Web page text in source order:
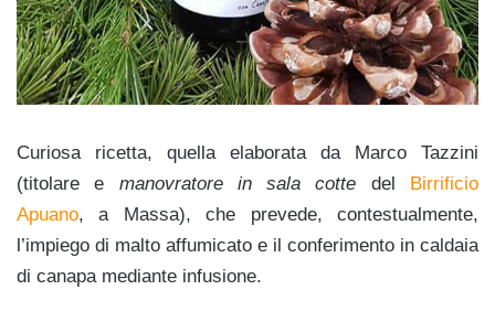
Curiosa ricetta, quella elaborata da Marco Tazzini
(titolare e manovratore in sala cotte del Birrificio
Apuano, a Massa), che prevede, contestualmente,
l’impiego di malto affumicato e il conferimento in caldaia
di canapa mediante infusione.